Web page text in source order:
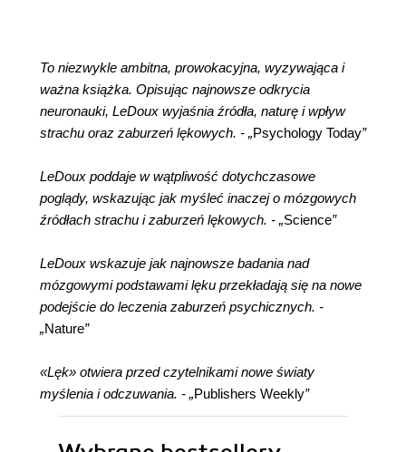
To niezwykle ambitna, prowokacyjna, wyzywająca i
ważna książka. Opisując najnowsze odkrycia
neuronauki, LeDoux wyjaśnia źródła, naturę i wpływ
strachu oraz zaburzeń lękowych. - „Psychology Today”
LeDoux poddaje w wątpliwość dotychczasowe
poglądy, wskazując jak myśleć inaczej o mózgowych
źródłach strachu i zaburzeń lękowych. - „Science”
LeDoux wskazuje jak najnowsze badania nad
mózgowymi podstawami lęku przekładają się na nowe
podejście do leczenia zaburzeń psychicznych. -
„Nature”
«Lęk» otwiera przed czytelnikami nowe światy
myślenia i odczuwania. - „Publishers Weekly”